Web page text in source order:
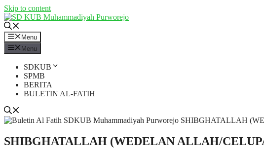
Skip to content
Menu
Menu
SDKUB
SPMB
BERITA
BULETIN AL-FATIH
SHIBGHATALLAH (WEDELAN ALLAH/